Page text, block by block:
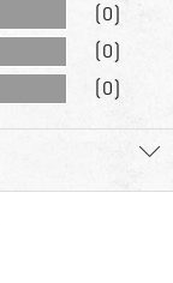
(0)
(0)
(0)